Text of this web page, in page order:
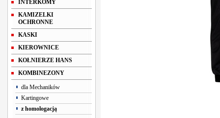
INTERKOMY
KAMIZELKI
OCHRONNE
KASKI
KIEROWNICE
KOŁNIERZE HANS
KOMBINEZONY
dla Mechaników
Kartingowe
z homologacją